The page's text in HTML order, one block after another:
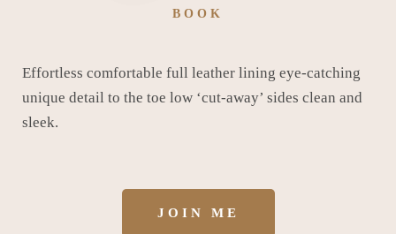
BOOK
Effortless comfortable full leather lining eye-catching
unique detail to the toe low ‘cut-away’ sides clean and
sleek.
JOIN ME